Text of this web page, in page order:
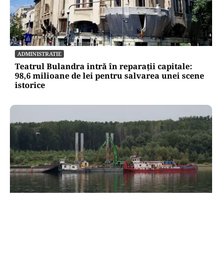
ADMINISTRATIE
Teatrul Bulandra intră în reparații capitale:
98,6 milioane de lei pentru salvarea unei scene
istorice